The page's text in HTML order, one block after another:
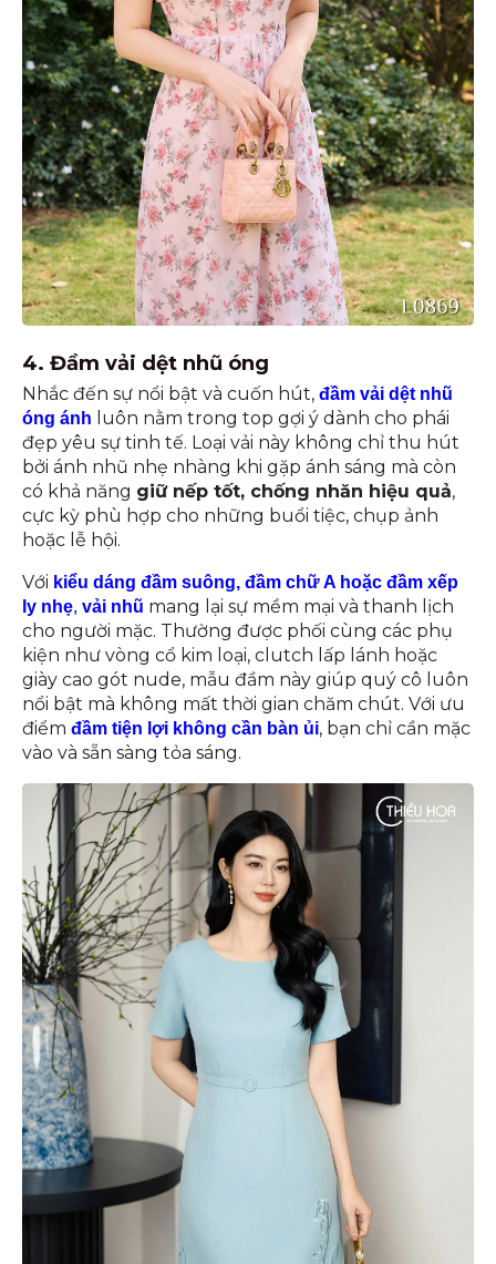
4. Đầm vải dệt nhũ óng
Nhắc đến sự nổi bật và cuốn hút, đầm vải dệt nhũ
óng ánh
luôn nằm trong top gợi ý dành cho phái
đẹp yêu sự tinh tế. Loại vải này không chỉ thu hút
bởi ánh nhũ nhẹ nhàng khi gặp ánh sáng mà còn
có khả năng giữ nếp tốt, chống nhăn hiệu quả,
cực kỳ phù hợp cho những buổi tiệc, chụp ảnh
hoặc lễ hội.
Với kiểu dáng đầm suông, đầm chữ A hoặc đầm xếp
ly nhẹ, vải nhũ mang lại sự mềm mại và thanh lịch
cho người mặc. Thường được phối cùng các phụ
kiện như vòng cổ kim loại, clutch lấp lánh hoặc
giày cao gót nude, mẫu đầm này giúp quý cô luôn
nổi bật mà không mất thời gian chăm chút. Với ưu
điểm đầm tiện lợi không cần bàn ủi, bạn chỉ cần mặc
vào và sẵn sàng tỏa sáng.